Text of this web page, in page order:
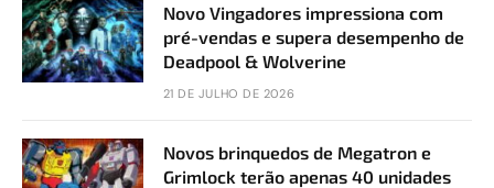
Novo Vingadores impressiona com
pré-vendas e supera desempenho de
Deadpool & Wolverine
21 DE JULHO DE 2026
Novos brinquedos de Megatron e
Grimlock terão apenas 40 unidades